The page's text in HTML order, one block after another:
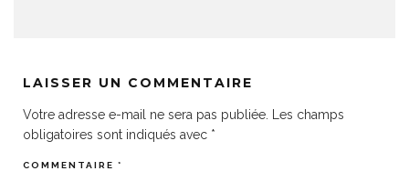
LAISSER UN COMMENTAIRE
Votre adresse e-mail ne sera pas publiée.
Les champs
obligatoires sont indiqués avec *
COMMENTAIRE *